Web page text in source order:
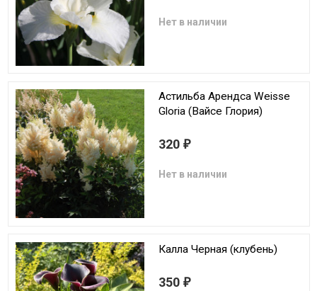
Нет в наличии
Астильба Арендса Weisse
Gloria (Вайсе Глория)
320 ₽
Нет в наличии
Калла Черная (клубень)
350 ₽